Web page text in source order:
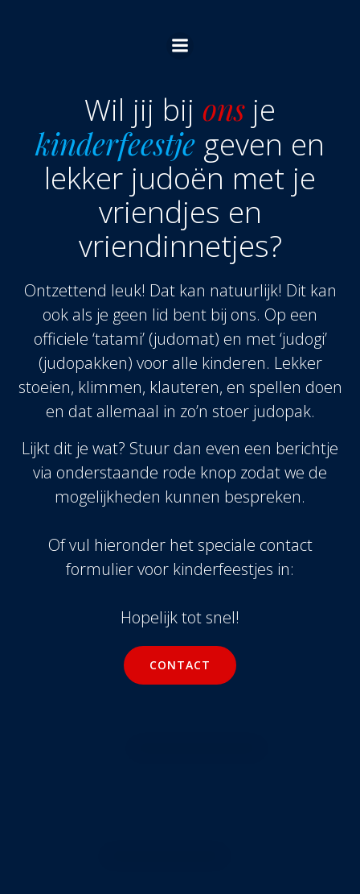
de
Wil jij bij ons je
kinderfeestje geven en
lekker judoën met je
vriendjes en
vriendinnetjes?
Ontzettend leuk! Dat kan natuurlijk! Dit kan
ook als je geen lid bent bij ons. Op een
officiele ‘tatami’ (judomat) en met ‘judogi’
(judopakken) voor alle kinderen. Lekker
stoeien, klimmen, klauteren, en spellen doen
en dat allemaal in zo’n stoer judopak.
Lijkt dit je wat? Stuur dan even een berichtje
via onderstaande rode knop zodat we de
mogelijkheden kunnen bespreken.
Of vul hieronder het speciale contact
formulier voor kinderfeestjes in:
Hopelijk tot snel!
CONTACT